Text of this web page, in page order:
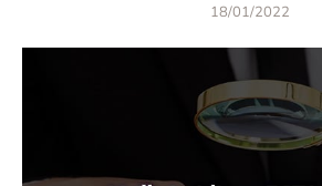
18/01/2022